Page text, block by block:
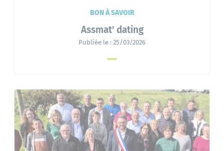
BON À SAVOIR
Assmat' dating
Publiée le : 25/03/2026